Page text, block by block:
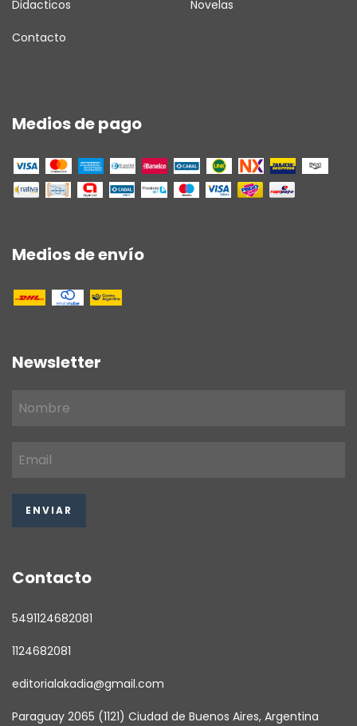
Didacticos Novelas
Contacto
Medios de pago
Medios de envío
Newsletter
Contacto
5491124682081
1124682081
editorialakadia@gmail.com
Paraguay 2065 (1121) Ciudad de Buenos Aires, Argentina